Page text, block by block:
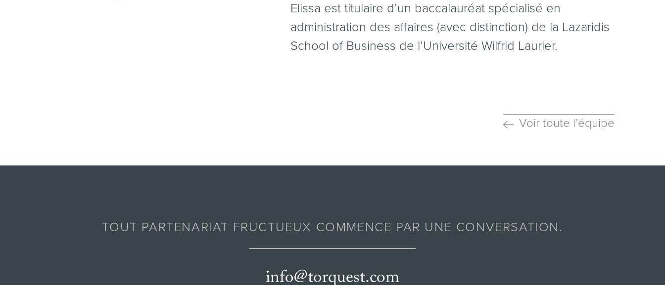
Elissa est titulaire d’un baccalauréat spécialisé en
administration des affaires (avec distinction) de la Lazaridis
School of Business de l’Université Wilfrid Laurier.
Voir toute l’équipe
TOUT PARTENARIAT FRUCTUEUX COMMENCE PAR UNE CONVERSATION.
info@torquest.com